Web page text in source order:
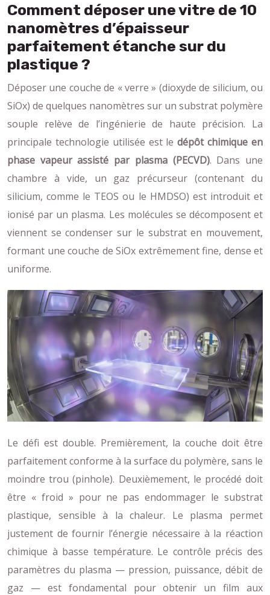
Comment déposer une vitre de 10
nanomètres d’épaisseur
parfaitement étanche sur du
plastique ?
Déposer une couche de « verre » (dioxyde de silicium, ou
SiOx) de quelques nanomètres sur un substrat polymère
souple relève de l’ingénierie de haute précision. La
principale technologie utilisée est ledépôt chimique en
phase vapeur assisté par plasma (PECVD). Dans une
chambre à vide, un gaz précurseur (contenant du
silicium, comme le TEOS ou le HMDSO) est introduit et
ionisé par un plasma. Les molécules se décomposent et
viennent se condenser sur le substrat en mouvement,
formant une couche de SiOx extrêmement fine, dense et
uniforme.
Le défi est double. Premièrement, la couche doit être
parfaitement conforme à la surface du polymère, sans le
moindre trou (pinhole). Deuxièmement, le procédé doit
être « froid » pour ne pas endommager le substrat
plastique, sensible à la chaleur. Le plasma permet
justement de fournir l’énergie nécessaire à la réaction
chimique à basse température. Le contrôle précis des
paramètres du plasma — pression, puissance, débit de
gaz — est fondamental pour obtenir un film aux